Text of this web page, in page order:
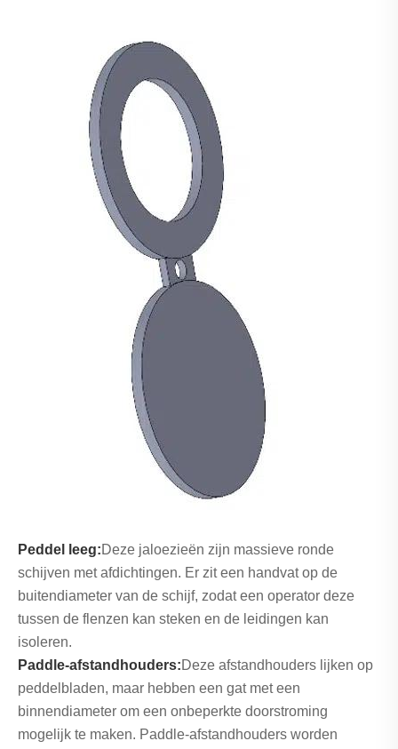
Peddel leeg:Deze jaloezieën zijn massieve ronde
schijven met afdichtingen. Er zit een handvat op de
buitendiameter van de schijf, zodat een operator deze
tussen de flenzen kan steken en de leidingen kan
isoleren.
Paddle-afstandhouders:Deze afstandhouders lijken op
peddelbladen, maar hebben een gat met een
binnendiameter om een ​​onbeperkte doorstroming
mogelijk te maken. Paddle-afstandhouders worden